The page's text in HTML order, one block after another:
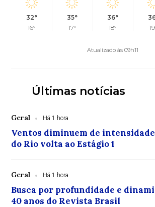
32°
16°
35°
17°
36°
18°
Atualizado às 09h11
Últimas notícias
Geral Há 1 hora
Ventos diminuem de
do Rio volta ao Estágio 1
Geral Há 1 hora
Busca por profundidade e
40 anos do Revista Brasil